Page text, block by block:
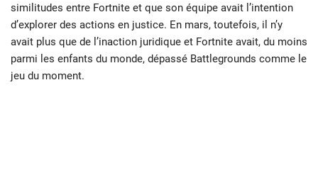
similitudes entre Fortnite et que son équipe avait l’intention
d’explorer des actions en justice. En mars, toutefois, il n’y
avait plus que de l’inaction juridique et Fortnite avait, du moins
parmi les enfants du monde, dépassé Battlegrounds comme le
jeu du moment.